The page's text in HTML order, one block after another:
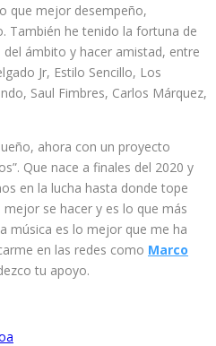
que mejor desempeño,
También he tenido la fortuna de
ámbito y hacer amistad, entre
Jr, Estilo Sencillo, Los
Saul Fimbres, Carlos Márquez,
ahora con un proyecto
Que nace a finales del 2020 y
en la lucha hasta donde tope
se hacer y es lo que más
música es lo mejor que me ha
en las redes como Marco
tu apoyo.